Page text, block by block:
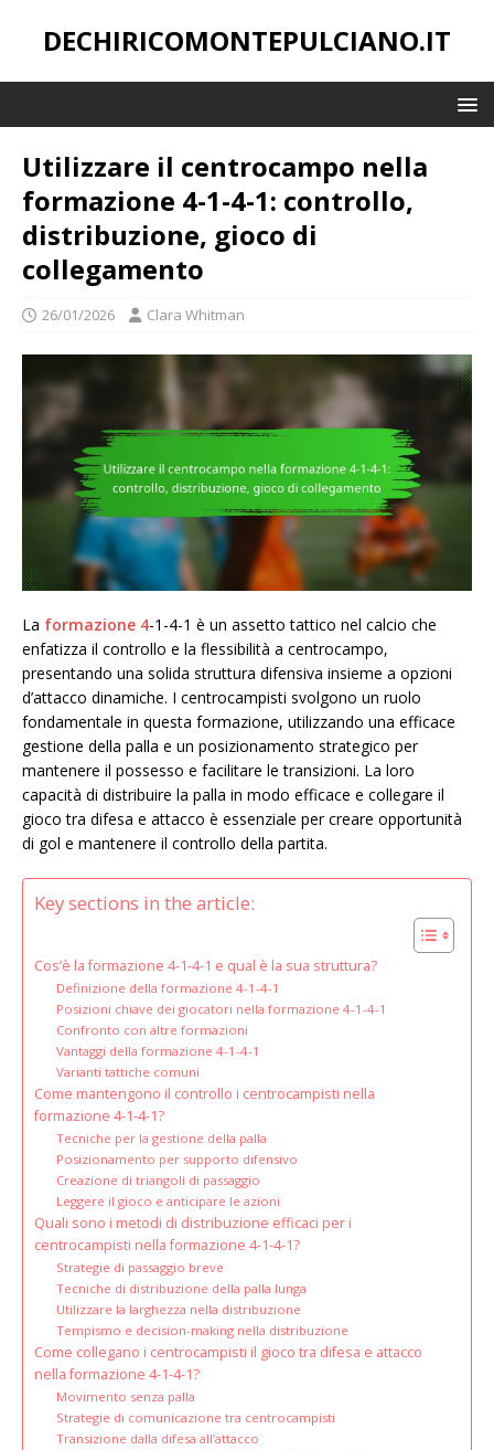
DECHIRICOMONTEPULCIANO.IT
Utilizzare il centrocampo nella
formazione 4-1-4-1: controllo,
distribuzione, gioco di
collegamento
26/01/2026 Clara Whitman
La formazione 4-1-4-1 è un assetto tattico nel calcio che
enfatizza il controllo e la flessibilità a centrocampo,
presentando una solida struttura difensiva insieme a opzioni
d’attacco dinamiche. I centrocampisti svolgono un ruolo
fondamentale in questa formazione, utilizzando una efficace
gestione della palla e un posizionamento strategico per
mantenere il possesso e facilitare le transizioni. La loro
capacità di distribuire la palla in modo efficace e collegare il
gioco tra difesa e attacco è essenziale per creare opportunità
di gol e mantenere il controllo della partita.
Key sections in the article:
Cos’è la formazione 4-1-4-1 e qual è la sua struttura?
Definizione della formazione 4-1-4-1
Posizioni chiave dei giocatori nella formazione 4-1-4-1
Confronto con altre formazioni
Vantaggi della formazione 4-1-4-1
Varianti tattiche comuni
Come mantengono il controllo i centrocampisti nella
formazione 4-1-4-1?
Tecniche per la gestione della palla
Posizionamento per supporto difensivo
Creazione di triangoli di passaggio
Leggere il gioco e anticipare le azioni
Quali sono i metodi di distribuzione efficaci per i
centrocampisti nella formazione 4-1-4-1?
Strategie di passaggio breve
Tecniche di distribuzione della palla lunga
Utilizzare la larghezza nella distribuzione
Tempismo e decision-making nella distribuzione
Come collegano i centrocampisti il gioco tra difesa e attacco
nella formazione 4-1-4-1?
Movimento senza palla
Strategie di comunicazione tra centrocampisti
Transizione dalla difesa all’attacco